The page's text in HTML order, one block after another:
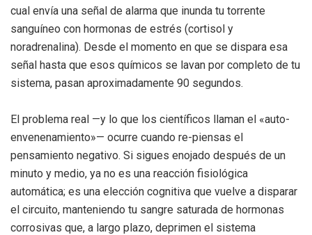
cual envía una señal de alarma que inunda tu torrente
sanguíneo con hormonas de estrés (cortisol y
noradrenalina). Desde el momento en que se dispara esa
señal hasta que esos químicos se lavan por completo de tu
sistema, pasan aproximadamente 90 segundos.
El problema real —y lo que los científicos llaman el «auto-
envenenamiento»— ocurre cuando re-piensas el
pensamiento negativo. Si sigues enojado después de un
minuto y medio, ya no es una reacción fisiológica
automática; es una elección cognitiva que vuelve a disparar
el circuito, manteniendo tu sangre saturada de hormonas
corrosivas que, a largo plazo, deprimen el sistema